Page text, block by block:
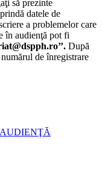
să prezinte
datele de
a problemelor care
în audienţă pot fi
După
de înregistrare